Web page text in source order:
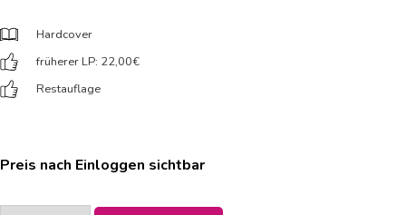
Hardcover
früherer LP: 22,00€
Restauflage
Preis nach Einloggen sichtbar